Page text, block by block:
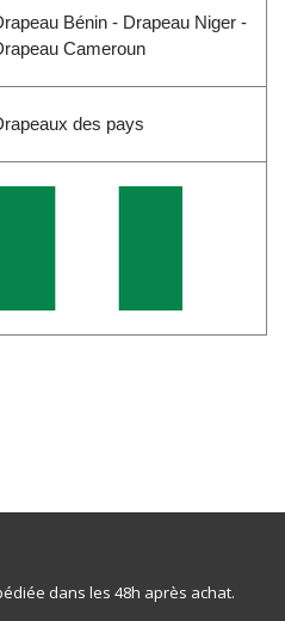
Bénin - Drapeau Niger -
Cameroun
des pays
dans les 48h après achat.